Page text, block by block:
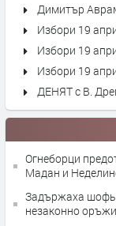
Димитър
Избори 19
Избори 19
Избори 19
ДЕНЯТ с В.
Огнеборци
Мадан и
Задържаха
незаконно